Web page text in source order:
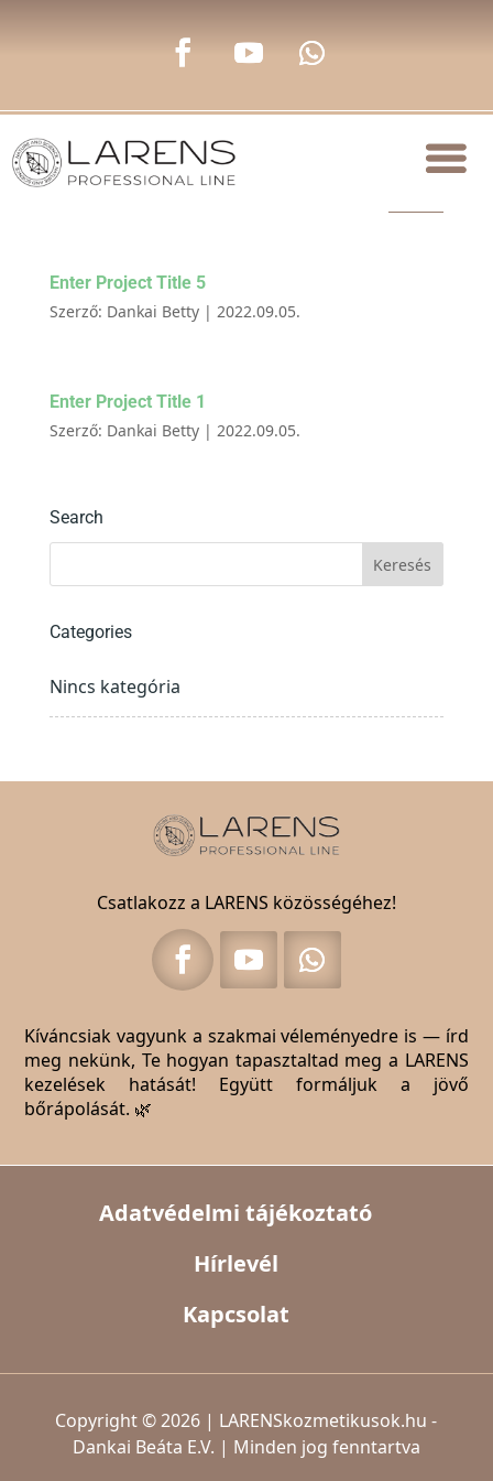
Enter Project Title 5
Szerző: Dankai Betty| 2022.09.05.
Enter Project Title 1
Szerző: Dankai Betty| 2022.09.05.
Search
Categories
Nincs kategória
Csatlakozz a LARENS közösségéhez!
Kíváncsiak vagyunk a szakmai véleményedre is — írd
meg nekünk, Te hogyan tapasztaltad meg a LARENS
kezelések hatását! Együtt formáljuk a jövő
bőrápolását. 🌿
Adatvédelmi tájékoztató
Hírlevél
Kapcsolat
Copyright © 2026 | LARENSkozmetikusok.hu -
Dankai Beáta E.V. | Minden jog fenntartva